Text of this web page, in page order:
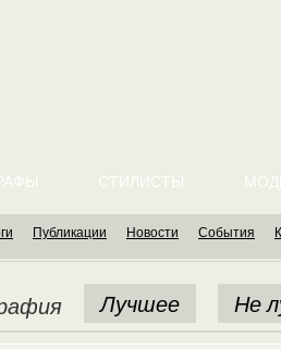
СТИЛИСТЫ
Публикации Новости События
Лучшее Не